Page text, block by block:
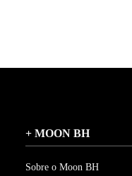
+ MOON BH
Sobre o Moon BH